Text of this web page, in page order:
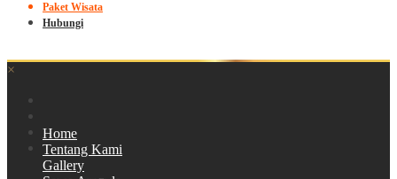
Paket Wisata
Hubungi
×
Home
Tentang Kami
Gallery